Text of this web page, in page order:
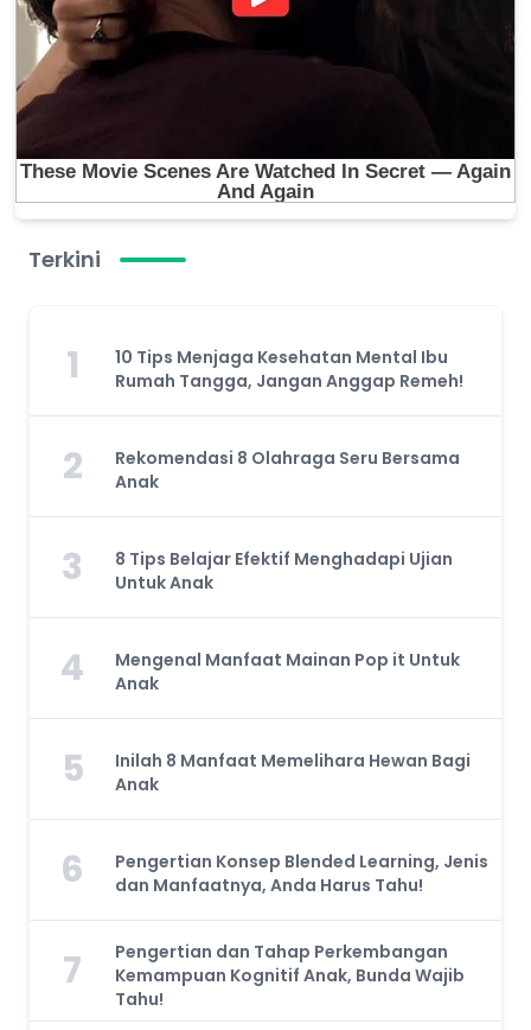
Terkini
1
10 Tips Menjaga Kesehatan Mental Ibu
Rumah Tangga, Jangan Anggap Remeh!
2
Rekomendasi 8 Olahraga Seru Bersama
Anak
3
8 Tips Belajar Efektif Menghadapi Ujian
Untuk Anak
4
Mengenal Manfaat Mainan Pop it Untuk
Anak
5
Inilah 8 Manfaat Memelihara Hewan Bagi
Anak
6
Pengertian Konsep Blended Learning, Jenis
dan Manfaatnya, Anda Harus Tahu!
7
Pengertian dan Tahap Perkembangan
Kemampuan Kognitif Anak, Bunda Wajib
Tahu!